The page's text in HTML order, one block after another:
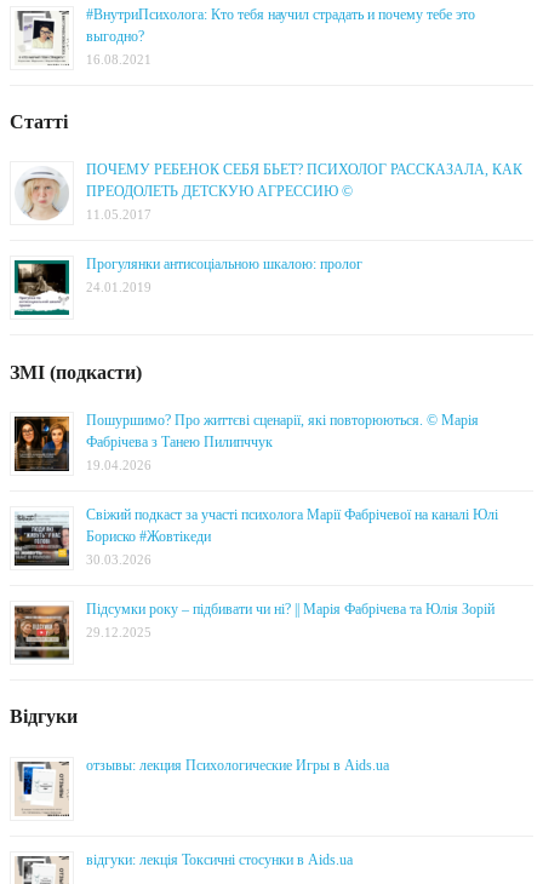
#ВнутриПсихолога: Кто тебя научил страдать и почему тебе это
выгодно?
16.08.2021
Статті
ПОЧЕМУ РЕБЕНОК СЕБЯ БЬЕТ? ПСИХОЛОГ РАССКАЗАЛА, КАК
ПРЕОДОЛЕТЬ ДЕТСКУЮ АГРЕССИЮ ©
11.05.2017
Прогулянки антисоціальною шкалою: пролог
24.01.2019
ЗМІ (подкасти)
Пошуршимо? Про життєві сценарії, які повторюються. © Марія
Фабрічева з Танею Пилипччук
19.04.2026
Свіжий подкаст за участі психолога Марії Фабрічевої на каналі Юлі
Бориско #Жовтікеди
30.03.2026
Підсумки року – підбивати чи ні? || Марія Фабрічева та Юлія Зорій
29.12.2025
Відгуки
отзывы: лекция Психологические Игры в Aids.ua
відгуки: лекція Токсичні стосунки в Aids.ua